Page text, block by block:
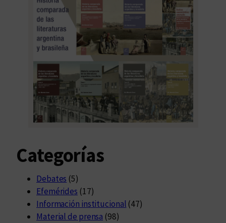
Categorías
Debates (5)
Efemérides (17)
Información institucional (47)
Material de prensa (98)